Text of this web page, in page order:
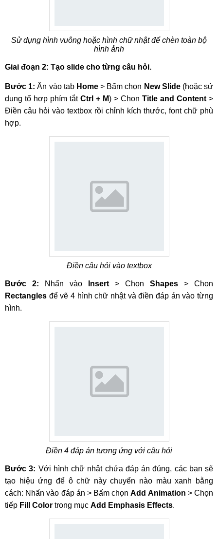
Sử dụng hình vuông hoặc hình chữ nhật để chèn toàn bộ
hình ảnh
Giai đoạn 2: Tạo slide cho từng câu hỏi.
Bước 1: Ấn vào tab Home> Bấm chọn New Slide(hoặc sử
dụng tổ hợp phím tắt Ctrl + M) > Chọn Title and Content >
Điền câu hỏi vào textbox rồi chỉnh kích thước, font chữ phù
hợp.
Điền câu hỏi vào textbox
Bước 2: Nhấn vào Insert > Chọn Shapes > Chọn
Rectangles để vẽ 4 hình chữ nhật và điền đáp án vào từng
hình.
Điền 4 đáp án tương ứng với câu hỏi
Bước 3: Với hình chữ nhật chứa đáp án đúng, các bạn sẽ
tạo hiệu ứng để ô chữ này chuyển nào màu xanh bằng
cách: Nhấn vào đáp án > Bấm chọnAdd Animation > Chọn
tiếp Fill Color trong mục Add Emphasis Effects.